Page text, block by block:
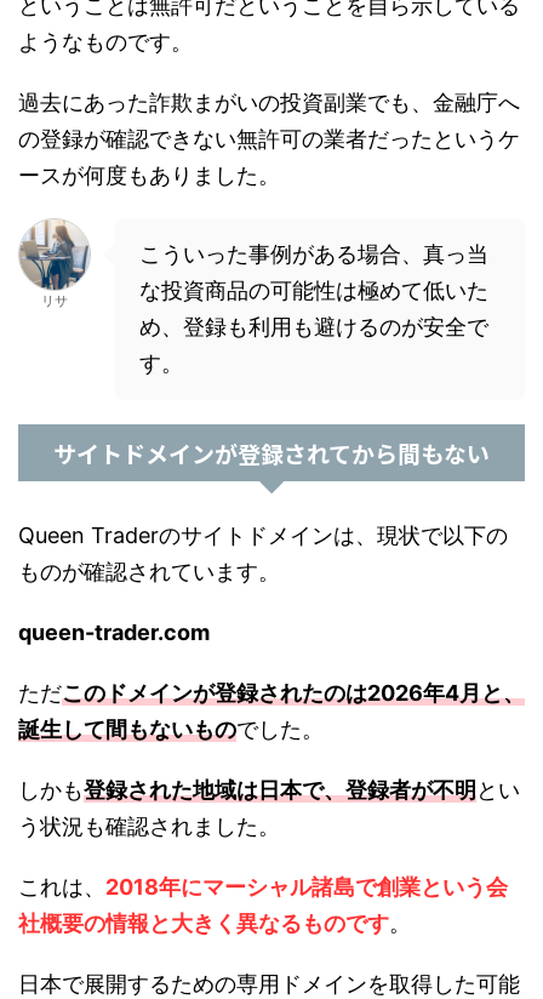
ということは無許可だということを自ら示している
ようなものです。
過去にあった詐欺まがいの投資副業でも、金融庁へ
の登録が確認できない無許可の業者だったというケ
ースが何度もありました。
リサ
こういった事例がある場合、真っ当
な投資商品の可能性は極めて低いた
め、登録も利用も避けるのが安全で
す。
サイトドメインが登録されてから間もない
Queen Traderのサイトドメインは、現状で以下の
ものが確認されています。
queen-trader.com
ただこのドメインが登録されたのは2026年4月と、
誕生して間もないものでした。
しかも登録された地域は日本で、登録者が不明とい
う状況も確認されました。
これは、 2018年にマーシャル諸島で創業という会
社概要の情報と大きく異なるものです。
日本で展開するための専用ドメインを取得した可能